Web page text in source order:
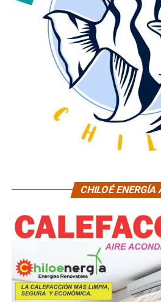
CHILOÉ ENERGÍA